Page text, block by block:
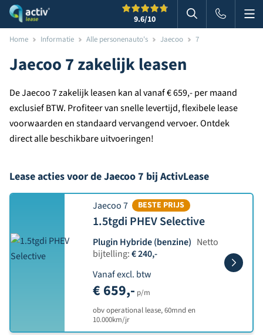
9.6/10 Zoeken in
Home Informatie Alle personenauto's Jaecoo 7
Jaecoo 7 zakelijk leasen
De Jaecoo 7 zakelijk leasen kan al vanaf € 659,- per maand
exclusief BTW. Profiteer van snelle levertijd, flexibele lease
voorwaarden en standaard vervangend vervoer. Ontdek
direct alle beschikbare uitvoeringen!
Lease acties voor de Jaecoo 7 bij ActivLease
Jaecoo 7 BESTE PRIJS
1.5tgdi PHEV Selective
Plugin Hybride (benzine) Netto
bijtelling:€ 240,-
Vanaf excl. btw
€ 659,- p/m
obv operational lease, 60mnd en
10.000km/jr